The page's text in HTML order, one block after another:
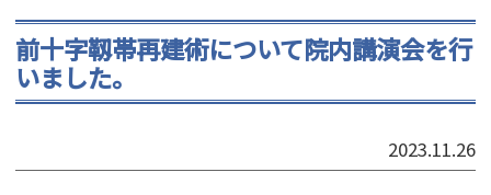
前十字靱帯再建術について院内講演会を行
いました。
2023.11.26